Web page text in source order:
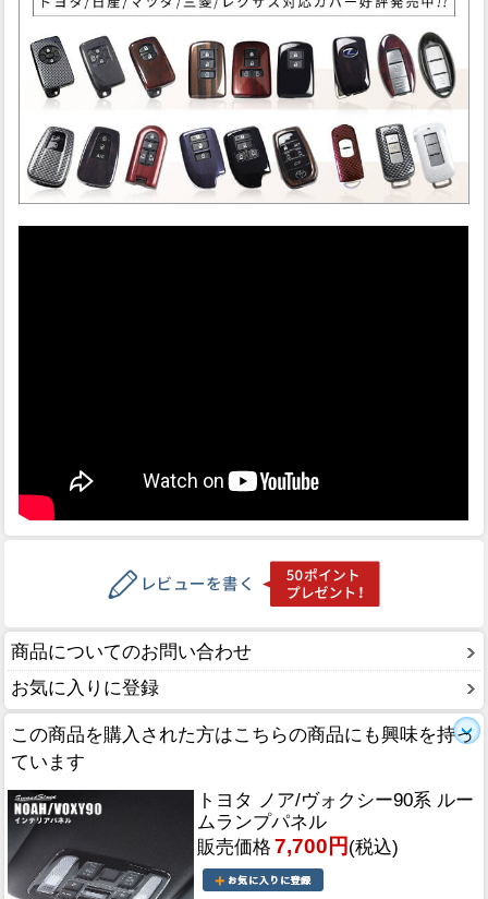
商品についてのお問い合わせ
お気に入りに登録
この商品を購入された方はこちらの商品にも興味を持っ
ています
トヨタ ノア/ヴォクシー90系 ルー
ムランプパネル
販売価格 7,700円 (税込)